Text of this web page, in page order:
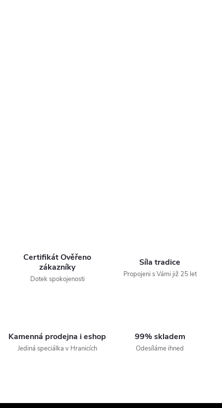
Certifikát Ověřeno
zákazníky
Dotek spokojenosti
Síla tradice
Propojeni s Vámi již 25 let
Kamenná prodejna i eshop
Jediná speciálka v Hranicích
99% skladem
Odesíláme ihned